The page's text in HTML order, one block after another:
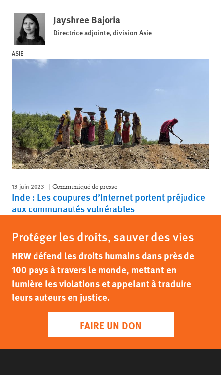
Jayshree Bajoria
Directrice adjointe, division Asie
ASIE
13 juin 2023 Communiqué de presse
Inde : Les coupures d’Internet portent préjudice
aux communautés vulnérables
Protéger les droits, sauver des vies
HRW défend les droits humains dans près de
100 pays à travers le monde, mettant en
lumière les violations et appelant à traduire
leurs auteurs en justice.
FAIRE UN DON